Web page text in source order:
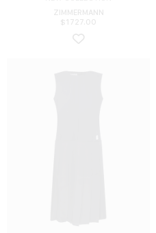
ZIMMERMANN
$ 1727.00